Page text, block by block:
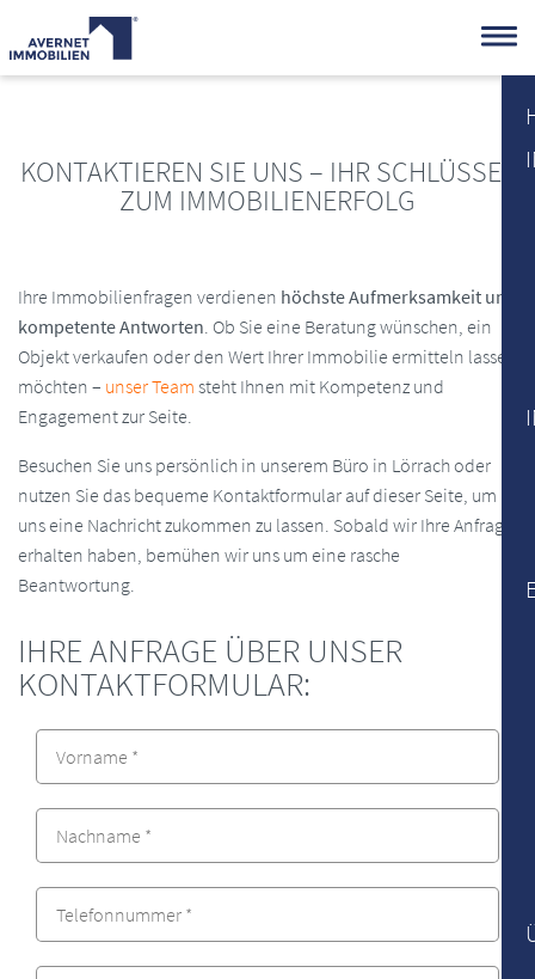
KONTAKTIEREN SIE UNS – IHR SCHLÜSSEL
ZUM IMMOBILIENERFOLG
Ihre Immobilienfragen verdienen höchste Aufmerksamkeit und
kompetente Antworten. Ob Sie eine Beratung wünschen, ein
Objekt verkaufen oder den Wert Ihrer Immobilie ermitteln lassen
möchten – unser Team steht Ihnen mit Kompetenz und
Engagement zur Seite.
Besuchen Sie uns persönlich in unserem Büro in Lörrach oder
nutzen Sie das bequeme Kontaktformular auf dieser Seite, um
uns eine Nachricht zukommen zu lassen. Sobald wir Ihre Anfrage
erhalten haben, bemühen wir uns um eine rasche
Beantwortung.
IHRE ANFRAGE ÜBER UNSER
KONTAKTFORMULAR: